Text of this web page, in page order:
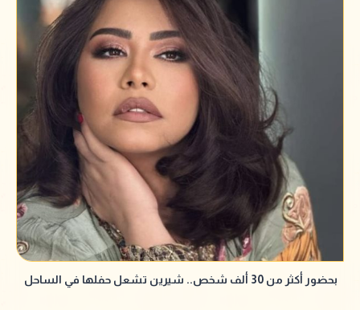
بحضور أكثر من 30 ألف شخص.. شيرين تشعل حفلها في الساحل